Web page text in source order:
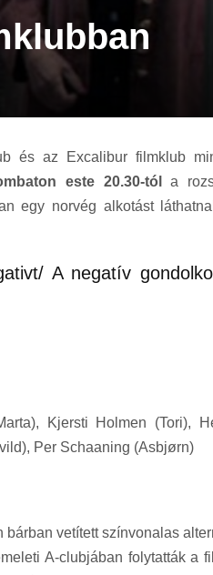
és az Excalibur filmklub
este 20.30-tól
a
egy norvég alkotást
A negatív
Kjersti Holmen (Tori),
Per Schaaning (Asbjørn)
vetített színvonalas
A-clubjában folytatták a